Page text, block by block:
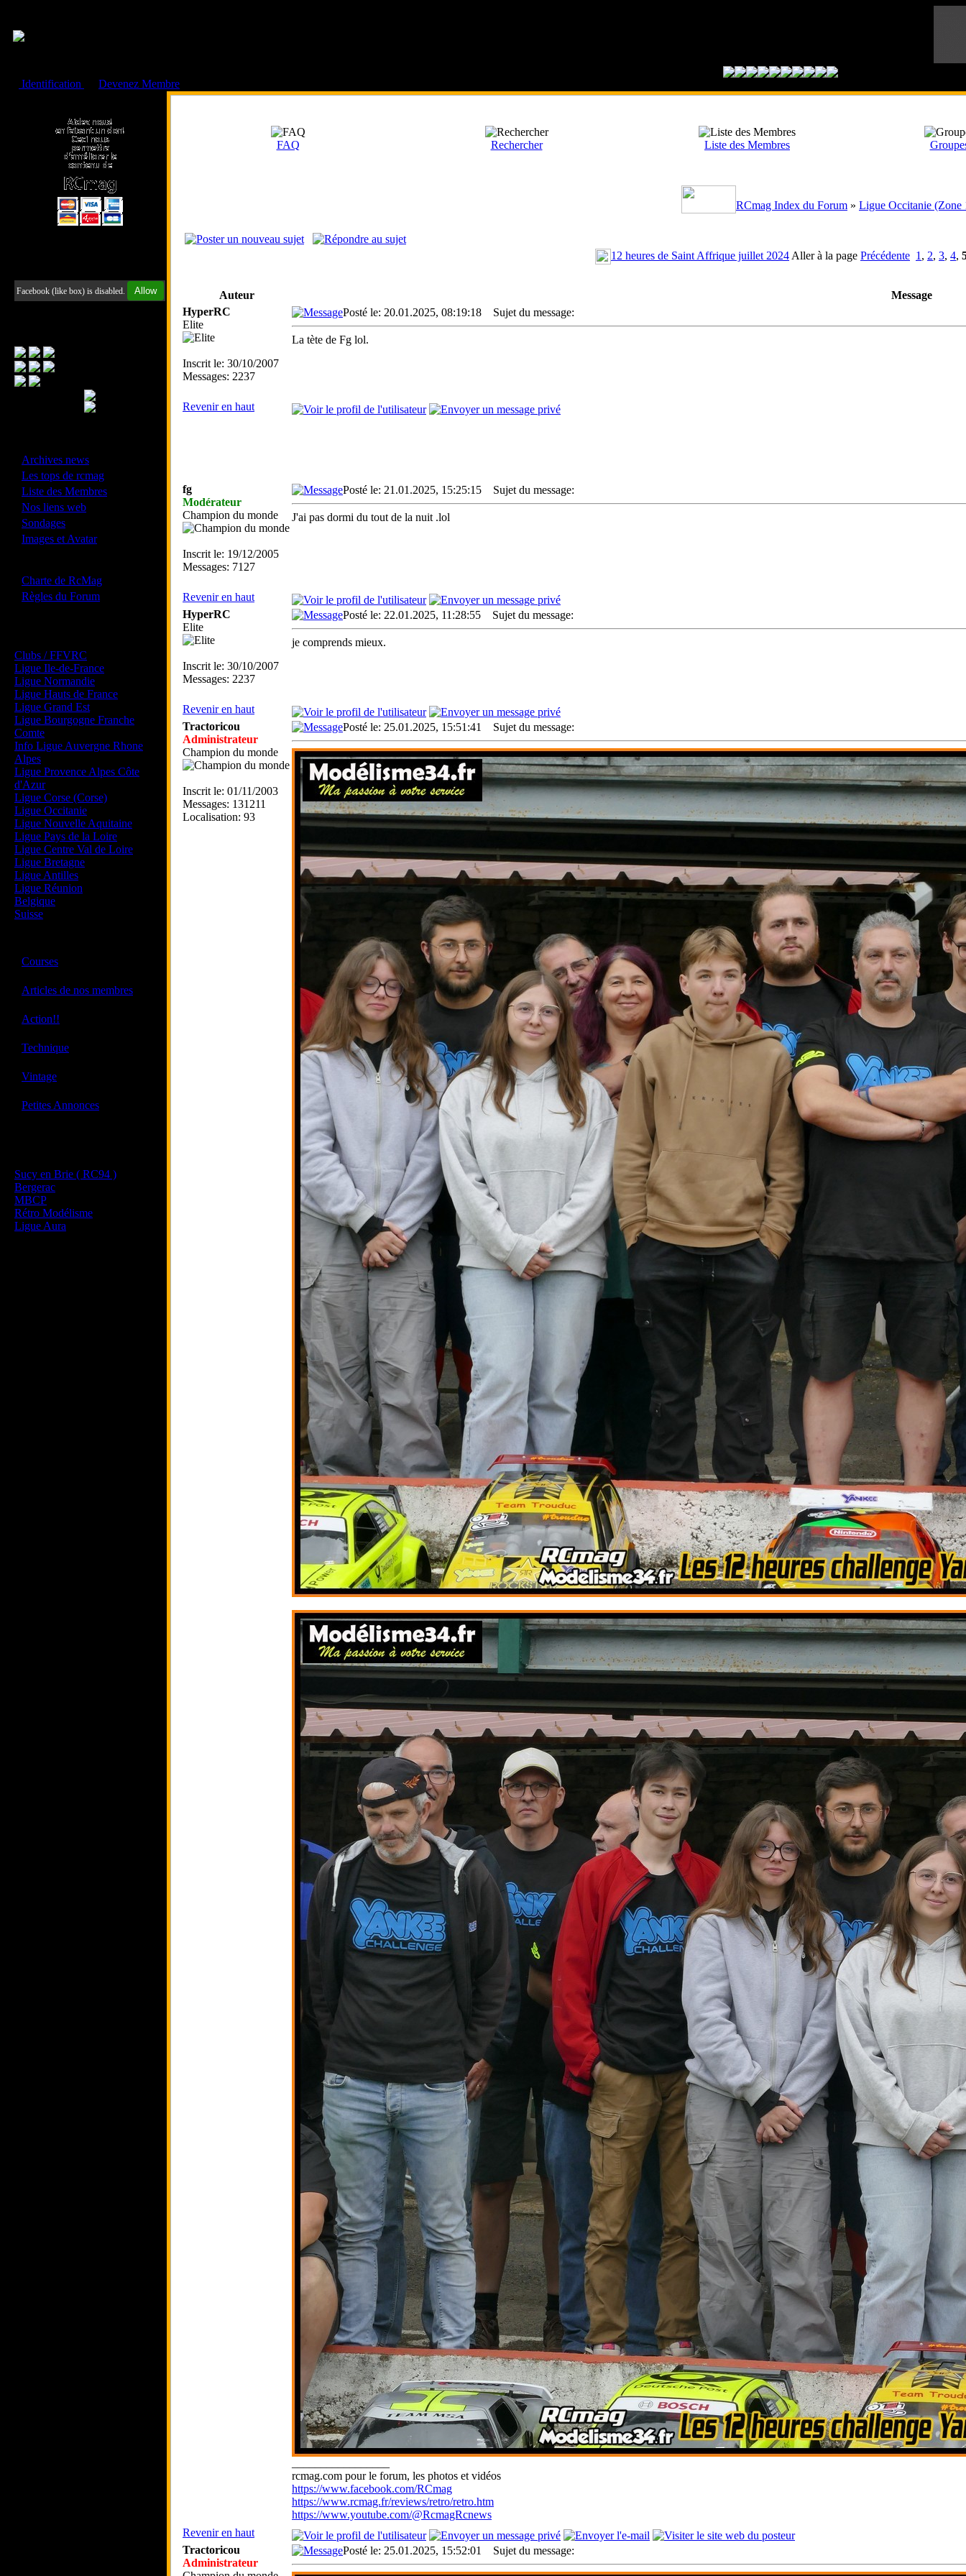
Identification
Devenez Membre
Facebook (like box) is disabled. Allow
Archives news
Les tops de rcmag
Liste des Membres
Nos liens web
Sondages
Images et Avatar
Charte de RcMag
Règles du Forum
Clubs / FFVRC
Ligue Ile-de-France
Ligue Normandie
Ligue Hauts de France
Ligue Grand Est
Ligue Bourgogne Franche
Comte
Info Ligue Auvergne Rhone
Alpes
Ligue Provence Alpes Côte
d'Azur
Ligue Corse (Corse)
Ligue Occitanie
Ligue Nouvelle Aquitaine
Ligue Pays de la Loire
Ligue Centre Val de Loire
Ligue Bretagne
Ligue Antilles
Ligue Réunion
Belgique
Suisse
Courses
Articles de nos membres
Action!!
Technique
Vintage
Petites Annonces
Sucy en Brie ( RC94 )
Bergerac
MBCP
Rétro Modélisme
Ligue Aura
FAQ Rechercher Liste des Membres
RCmag Index du Forum » Ligue Occitanie (Zone
12 heures de Saint Affrique juillet 2024 Aller à la page Précédente 1 , 2, 3, 4,
Auteur
Message
HyperRC
Elite
Inscrit le: 30/10/2007
Messages: 2237
Posté le: 20.01.2025, 08:19:18 Sujet du message:
La tète de Fg lol.
Revenir en haut
fg
Modérateur
Champion du monde
Inscrit le: 19/12/2005
Messages: 7127
Posté le: 21.01.2025, 15:25:15 Sujet du message:
J'ai pas dormi du tout de la nuit .lol
Revenir en haut
HyperRC
Elite
Inscrit le: 30/10/2007
Messages: 2237
Posté le: 22.01.2025, 11:28:55 Sujet du message:
je comprends mieux.
Revenir en haut
Tractoricou
Administrateur
Champion du monde
Inscrit le: 01/11/2003
Messages: 131211
Localisation: 93
Posté le: 25.01.2025, 15:51:41 Sujet du message:
rcmag.com pour le forum, les photos et vidéos
https://www.facebook.com/RCmag
https://www.rcmag.fr/reviews/retro/retro.htm
https://www.youtube.com/@RcmagRcnews
Revenir en haut
Tractoricou
Administrateur
Posté le: 25.01.2025, 15:52:01 Sujet du message: